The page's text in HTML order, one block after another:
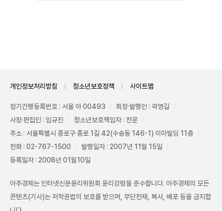
개인정보처리방침 청소년보호정책 사이트맵
정기간행등록번호 : 서울 아 00493
회장·발행인 : 곽영길
사장·편집인 : 임규진
청소년보호책임자 : 전운
주소 : 서울특별시 종로구 종로 1길 42(수송동 146-1) 이마빌딩 11층
전화 : 02-767-1500
발행일자 : 2007년 11월 15일
등록일자 : 2008년 01월10일
아주경제는 인터넷신문윤리위원회 윤리강령을 준수합니다. 아주경제의 모든
콘텐츠(기사)는 저작권법의 보호를 받으며, 무단전재, 복사, 배포 등을 금지합